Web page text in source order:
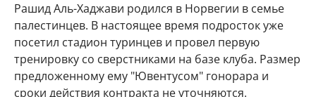
Рашид Аль-Хаджави родился в Норвегии в семье
палестинцев. В настоящее время подросток уже
посетил стадион туринцев и провел первую
тренировку со сверстниками на базе клуба. Размер
предложенному ему "Ювентусом" гонорара и
сроки действия контракта не уточняются.